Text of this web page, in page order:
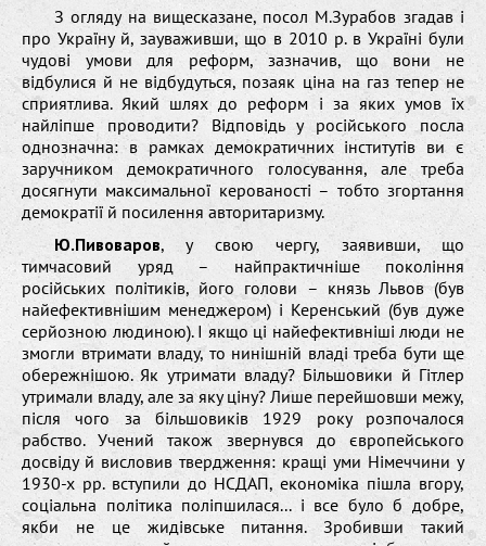
З огляду на вищесказане, посол М.Зурабов згадав і
про Україну й, зауваживши, що в 2010 р. в Україні були
чудові умови для реформ, зазначив, що вони не
відбулися й не відбудуться, позаяк ціна на газ тепер не
сприятлива. Який шлях до реформ і за яких умов їх
найліпше проводити? Відповідь у російського посла
однозначна: в рамках демократичних інститутів ви є
заручником демократичного голосування, але треба
досягнути максимальної керованості – тобто згортання
демократії й посилення авторитаризму.
Ю.Пивоваров, у свою чергу, заявивши, що
тимчасовий уряд – найпрактичніше покоління
російських політиків, його голови – князь Львов (був
найефективнішим менеджером) і Керенський (був дуже
серйозною людиною). І якщо ці найефективніші люди не
змогли втримати владу, то нинішній владі треба бути ще
обережнішою. Як утримати владу? Більшовики й Гітлер
утримали владу, але за яку ціну? Лише перейшовши межу,
після чого за більшовиків 1929 року розпочалося
рабство. Учений також звернувся до європейського
досвіду й висловив твердження: кращі уми Німеччини у
1930-х рр. вступили до НСДАП, економіка пішла вгору,
соціальна політика поліпшилася... і все було б добре,
якби не це жидівське питання. Зробивши такий